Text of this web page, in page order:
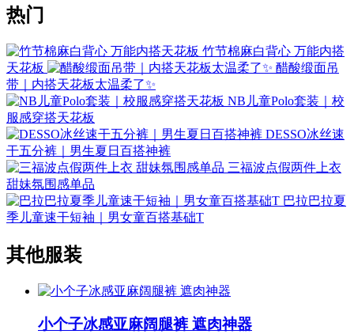
热门
竹节棉麻白背心 万能内搭
天花板
醋酸缎面吊
带｜内搭天花板太温柔了✨
NB儿童Polo套装｜校
服感穿搭天花板
DESSO冰丝速
干五分裤｜男生夏日百搭神裤
三福波点假两件上衣
甜妹氛围感单品
巴拉巴拉夏
季儿童速干短袖｜男女童百搭基础T
其他服装
小个子冰感亚麻阔腿裤 遮肉神器